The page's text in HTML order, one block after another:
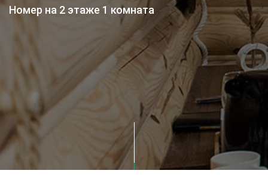
Номер на 2 этаже 1 комната